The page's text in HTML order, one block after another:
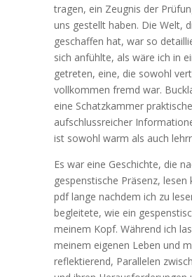
tragen, ein Zeugnis der
uns gestellt haben. Die Welt,
geschaffen hat, war so
sich anfühlte, als wäre ich in
getreten, eine, die sowohl
vollkommen fremd war.
eine Schatzkammer
aufschlussreicher
ist sowohl warm als auch
Es war eine Geschichte, die
gespenstische Präsenz,
pdf lange nachdem ich zu
begleitete, wie ein
meinem Kopf. Während ich
meinem eigenen Leben und
reflektierend, Parallelen